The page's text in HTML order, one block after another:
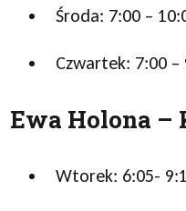
Środa: 7:00 –
Czwartek: 7:00 –
Ewa Holona –
Wtorek: 6:05-